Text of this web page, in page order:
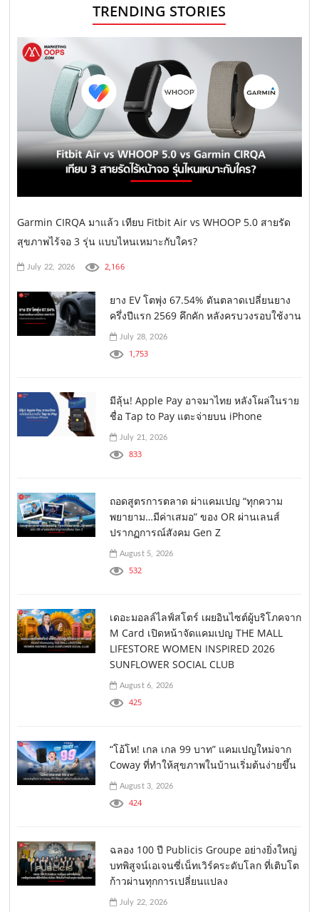
TRENDING STORIES
Garmin CIRQA มาแล้ว เทียบ Fitbit Air vs WHOOP 5.0 สายรัด
สุขภาพไร้จอ 3 รุ่น แบบไหนเหมาะกับใคร?
July 22, 2026 2,166
ยาง EV โตพุ่ง 67.54% ดันตลาดเปลี่ยนยาง
ครึ่งปีแรก 2569 คึกคัก หลังครบวงรอบใช้งาน
July 28, 2026
1,753
มีลุ้น! Apple Pay อาจมาไทย หลังโผล่ในราย
ชื่อ Tap to Pay แตะจ่ายบน iPhone
July 21, 2026
833
ถอดสูตรการตลาด ผ่าแคมเปญ “ทุกความ
พยายาม…มีค่าเสมอ” ของ OR ผ่านเลนส์
ปรากฏการณ์สังคม Gen Z
August 5, 2026
532
เดอะมอลล์ไลฟ์สโตร์ เผยอินไซต์ผู้บริโภคจาก
M Card เปิดหน้าจัดแคมเปญ THE MALL
LIFESTORE WOMEN INSPIRED 2026
SUNFLOWER SOCIAL CLUB
August 6, 2026
425
“โอ้โห! เกล เกล 99 บาท” แคมเปญใหม่จาก
Coway ที่ทำให้สุขภาพในบ้านเริ่มต้นง่ายขึ้น
August 3, 2026
424
ฉลอง 100 ปี Publicis Groupe อย่างยิ่งใหญ่
บทพิสูจน์เอเจนซี่เน็ทเวิร์คระดับโลก ที่เติบโต
ก้าวผ่านทุกการเปลี่ยนแปลง
July 22, 2026